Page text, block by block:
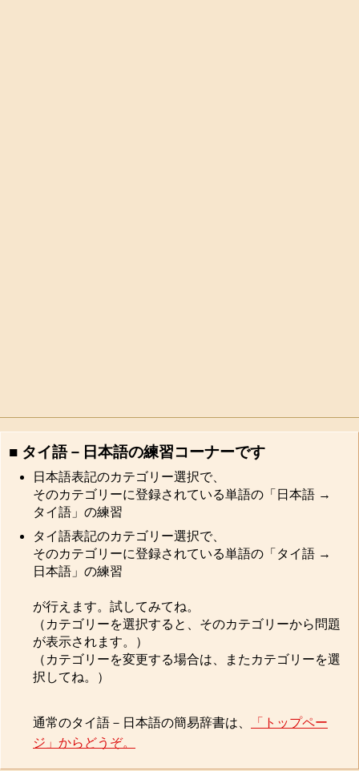
■ タイ語－日本語の練習コーナーです
日本語表記のカテゴリー選択で、
そのカテゴリーに登録されている単語の「日本語 →
タイ語」の練習
タイ語表記のカテゴリー選択で、
そのカテゴリーに登録されている単語の「タイ語 →
日本語」の練習
が行えます。試してみてね。
（カテゴリーを選択すると、そのカテゴリーから問題
が表示されます。）
（カテゴリーを変更する場合は、またカテゴリーを選
択してね。）
通常のタイ語－日本語の簡易辞書は、
「トップペー
ジ」からどうぞ。